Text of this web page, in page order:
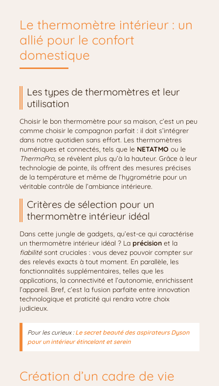
Le thermomètre intérieur : un
allié pour le confort
domestique
Les types de thermomètres et leur
utilisation
Choisir le bon thermomètre pour sa maison, c’est un peu
comme choisir le compagnon parfait : il doit s’intégrer
dans notre quotidien sans effort. Les thermomètres
numériques et connectés, tels que le NETATMO ou le
ThermoPro, se révèlent plus qu’à la hauteur. Grâce à leur
technologie de pointe, ils offrent des mesures précises
de la température et même de l’hygrométrie pour un
véritable contrôle de l’ambiance intérieure.
Critères de sélection pour un
thermomètre intérieur idéal
Dans cette jungle de gadgets, qu’est-ce qui caractérise
un thermomètre intérieur idéal ? La précision et la
fiabilitésont cruciales : vous devez pouvoir compter sur
des relevés exacts à tout moment. En parallèle, les
fonctionnalités supplémentaires, telles que les
applications, la connectivité et l’autonomie, enrichissent
l’appareil. Bref, c’est la fusion parfaite entre innovation
technologique et praticité qui rendra votre choix
judicieux.
Pour les curieux :Le secret beauté des aspirateurs Dyson
pour un intérieur étincelant et serein
Création d’un cadre de vie